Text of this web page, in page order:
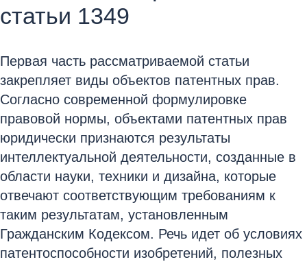
статьи 1349
Первая часть рассматриваемой статьи
закрепляет виды объектов патентных прав.
Согласно современной формулировке
правовой нормы, объектами патентных прав
юридически признаются результаты
интеллектуальной деятельности, созданные в
области науки, техники и дизайна, которые
отвечают соответствующим требованиям к
таким результатам, установленным
Гражданским Кодексом. Речь идет об условиях
патентоспособности изобретений, полезных